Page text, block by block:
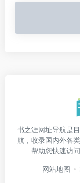
书之涯网址导航是
航，收录国内外各
帮助您快速访
网站地图